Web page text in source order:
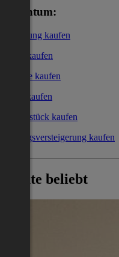
Eigentum:
Wohnung kaufen
Haus kaufen
Garage kaufen
Büro kaufen
Grundstück kaufen
Zwangsversteigerung kaufen
Heute beliebt